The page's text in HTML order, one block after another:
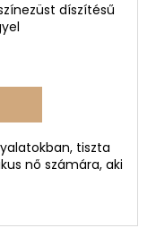
díszítésű
tiszta
nő számára, aki